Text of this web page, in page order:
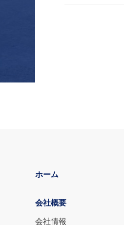
ホーム
会社概要
会社情報